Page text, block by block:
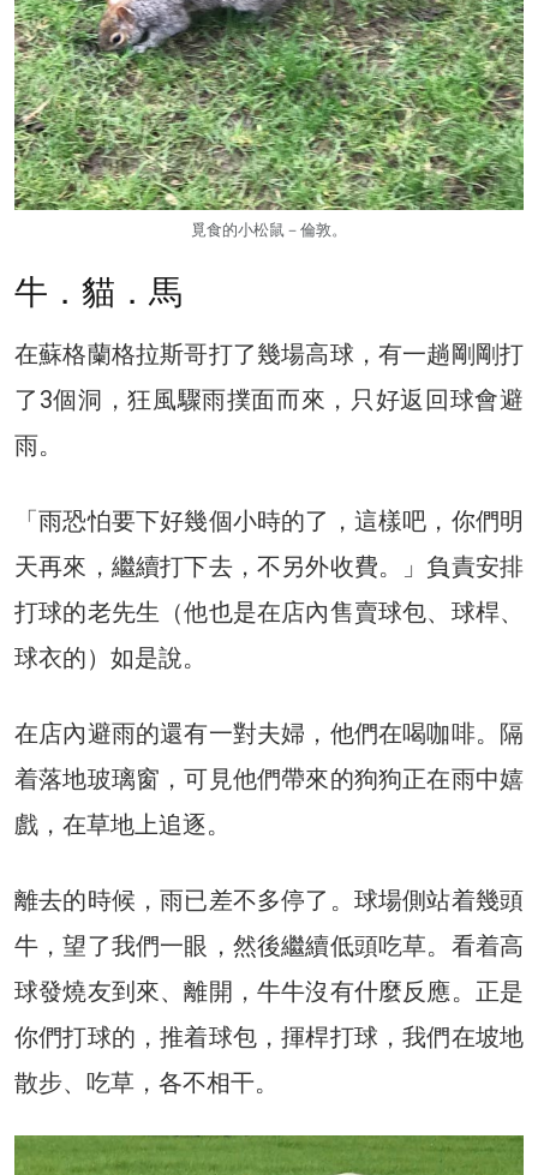
覓食的小松鼠－倫敦。
牛．貓．馬
在蘇格蘭格拉斯哥打了幾場高球，有一趟剛剛打
了3個洞，狂風驟雨撲面而來，只好返回球會避
雨。
「雨恐怕要下好幾個小時的了，這樣吧，你們明
天再來，繼續打下去，不另外收費。」負責安排
打球的老先生（他也是在店內售賣球包、球桿、
球衣的）如是說。
在店內避雨的還有一對夫婦，他們在喝咖啡。隔
着落地玻璃窗，可見他們帶來的狗狗正在雨中嬉
戲，在草地上追逐。
離去的時候，雨已差不多停了。球場側站着幾頭
牛，望了我們一眼，然後繼續低頭吃草。看着高
球發燒友到來、離開，牛牛沒有什麼反應。正是
你們打球的，推着球包，揮桿打球，我們在坡地
散步、吃草，各不相干。